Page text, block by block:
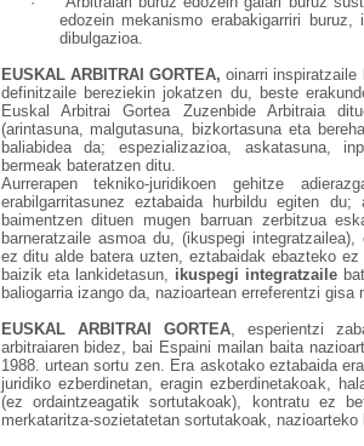
edozein mekanismo erabakigarriri
dibulgazioa.
EUSKAL ARBITRAI GORTEA,oinarri
definitzaile bereziekin jokatzen du, beste
Euskal Arbitrai Gortea Zuzenbide Arbitraia
(arintasuna, malgutasuna, bizkortasuna eta
baliabidea da; espezializazioa, askatasuna,
bermeak bateratzen ditu.
Aurrerapen tekniko-juridikoen gehitze
erabilgarritasunez eztabaida hurbildu egiten du;
baimentzen dituen mugen barruan zerbitzua
barneratzaile asmoa du, (ikuspegi
ez ditu alde batera uzten, eztabaidak ebazteko
baizik eta lankidetasun, ikuspegi integratzaile
baliogarria izango da, nazioartean erreferentzi gisa
EUSKAL ARBITRAI GORTEA, esperientzi
arbitraiaren bidez, bai Espaini mailan baita
1988. urtean sortu zen. Era askotako eztabaida
juridiko ezberdinetan, eragin ezberdinetakoak,
(ez ordaintzeagatik sortutakoak), kontratu ez
merkataritza-sozietatetan sortutakoak, nazioarteko